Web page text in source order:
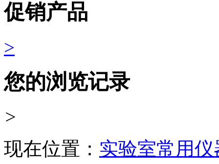
促销产品
>
您的浏览记录
>
现在位置： 实验室常用仪